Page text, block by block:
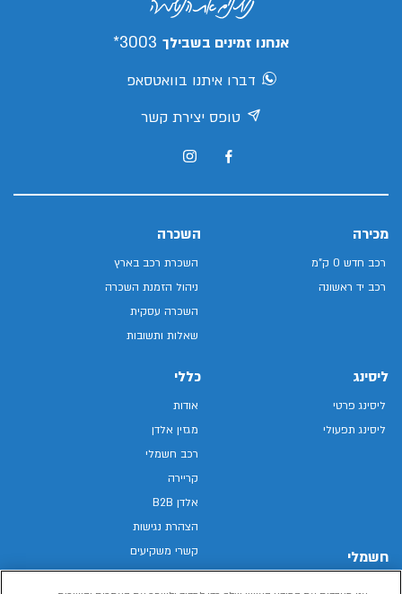
אנחנו זמינים בשבילך 3003*
דברו איתנו בוואטסאפ
טופס יצירת קשר
מכירה
רכב חדש 0 ק"מ
רכב יד ראשונה
השכרה
השכרת רכב בארץ
ניהול הזמנת השכרה
השכרה עסקית
שאלות ותשובות
ליסינג
ליסינג פרטי
ליסינג תפעולי
חשמלי
כללי
אודות
מגזין אלדן
רכב חשמלי
קריירה
אלדן B2B
הצהרת נגישות
קשרי משקיעים
מפת האתר